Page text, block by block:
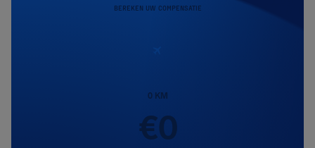
BEREKEN UW COMPENSATIE
0KM
€0